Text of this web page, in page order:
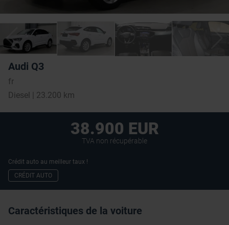
Audi Q3
fr
Diesel | 23.200 km
38.900 EUR
TVA non récupérable
Crédit auto au meilleur taux !
CRÉDIT AUTO
Caractéristiques de la voiture